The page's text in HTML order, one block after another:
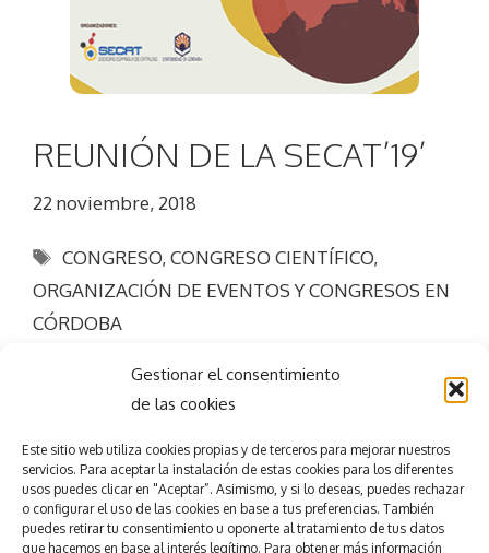
Gestionar el consentimiento
de las cookies
Este sitio web utiliza cookies propias y de terceros para mejorar nuestros
servicios. Para aceptar la instalación de estas cookies para los diferentes
usos puedes clicar en "Aceptar”. Asimismo, y si lo deseas, puedes rechazar
o configurar el uso de las cookies en base a tus preferencias. También
puedes retirar tu consentimiento u oponerte al tratamiento de tus datos
que hacemos en base al interés legítimo. Para obtener más información
REUNIÓN DE LA SECAT’19’
22 noviembre, 2018
Etiquetas
CONGRESO,CONGRESO CIENTÍFICO,
ORGANIZACIÓN DE EVENTOS Y CONGRESOS EN
CÓRDOBA
Consigue eléxito